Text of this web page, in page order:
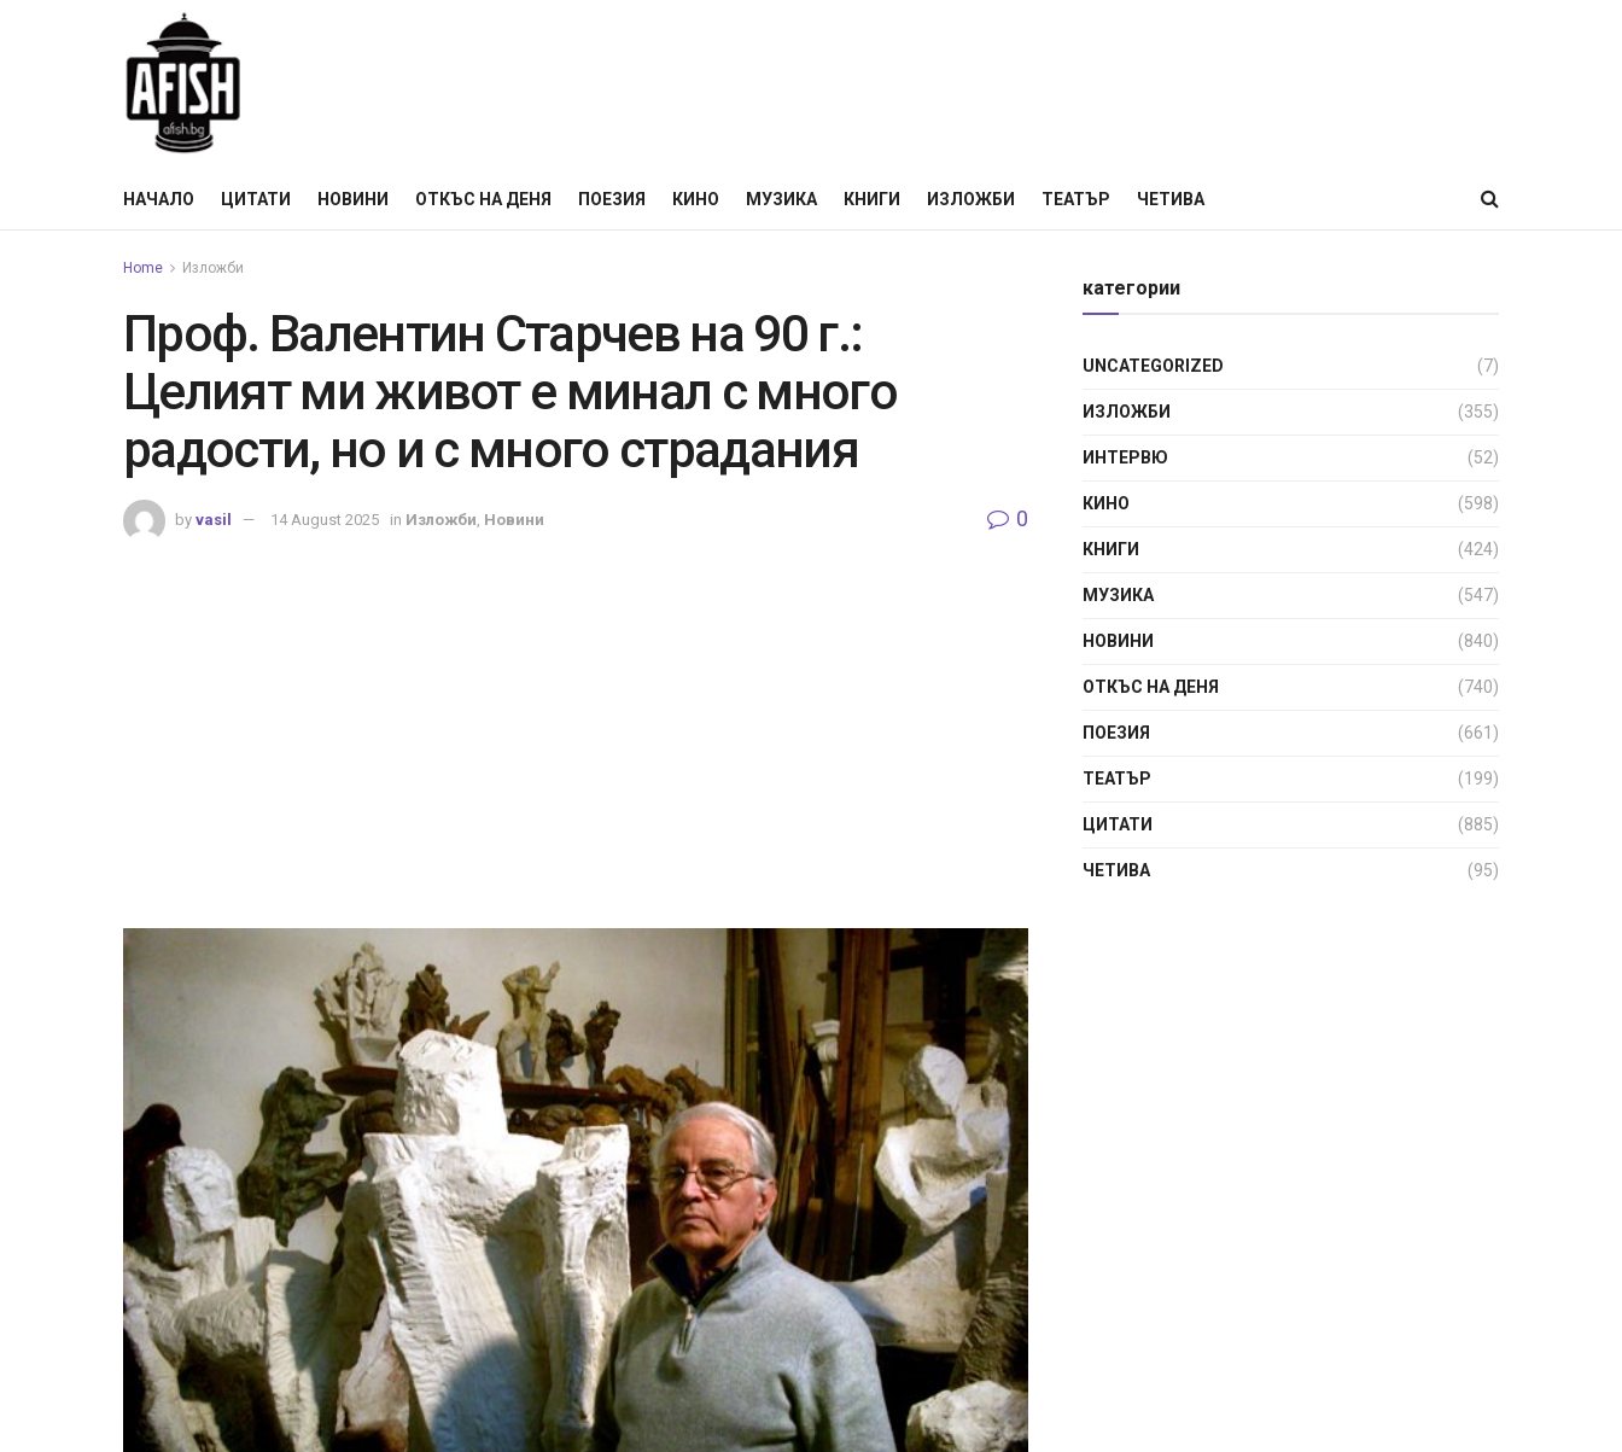
НАЧАЛО ЦИТАТИ НОВИНИ ОТКЪС НА ДЕНЯ ПОЕЗИЯ КИНО МУЗИКА КНИГИ ИЗЛОЖБИ ТЕАТЪР ЧЕТИВА
Home Изложби
Проф. Валентин Старчев на 90 г.:
Целият ми живот е минал с много
радости, но и с много страдания
by vasil 14 August 2025 in Изложби Новини 0
категории
UNCATEGORIZED (7)
ИЗЛОЖБИ (355)
ИНТЕРВЮ (52)
КИНО (598)
КНИГИ (424)
МУЗИКА (547)
НОВИНИ (840)
ОТКЪС НА ДЕНЯ (740)
ПОЕЗИЯ (661)
ТЕАТЪР (199)
ЦИТАТИ (885)
ЧЕТИВА (95)